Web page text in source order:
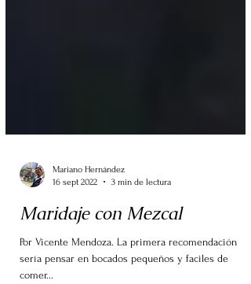
Mariano Hernández
16 sept 2022
3 min de lectura
Maridaje con Mezcal